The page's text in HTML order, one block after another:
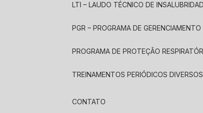
LTI – LAUDO TÉCNICO DE
PGR – PROGRAMA DE
PROGRAMA DE PROTEÇÃO
TREINAMENTOS PERIÓDICOS DIVERSOS
CONTATO